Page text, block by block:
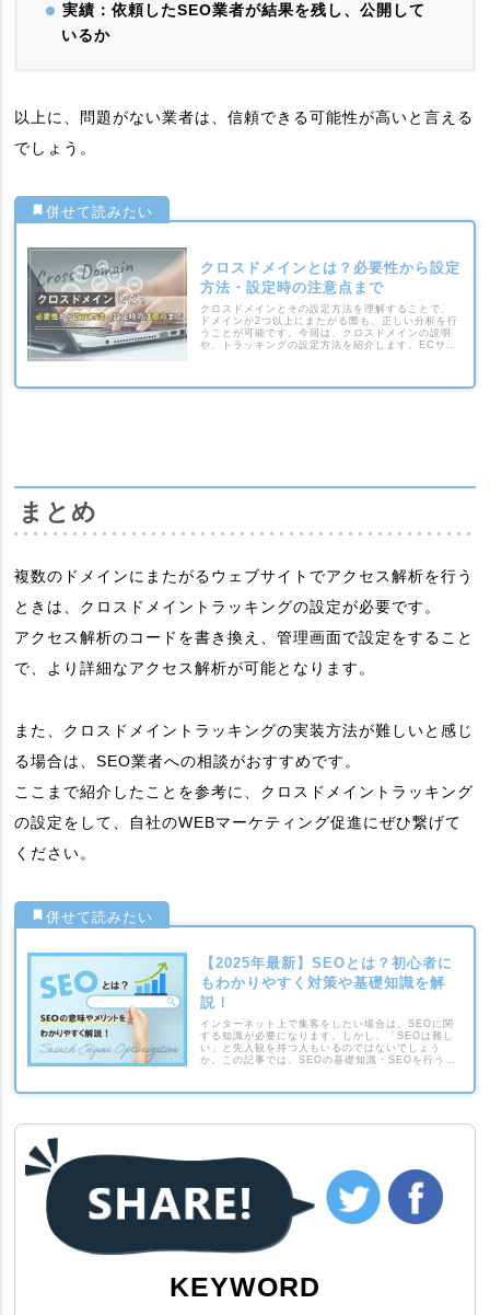
実績：依頼したSEO業者が結果を残し、公開して
いるか
以上に、問題がない業者は、信頼できる可能性が高いと言える
でしょう。
クロスドメインとは？必要性から設定
方法・設定時の注意点まで
クロスドメインとその設定方法を理解することで、
ドメインが2つ以上にまたがる際も、正しい分析を行
うことが可能です。今回は、クロスドメインの説明
や、トラッキングの設定方法を紹介します。ECサイ
まとめ
複数のドメインにまたがるウェブサイトでアクセス解析を行う
ときは、クロスドメイントラッキングの設定が必要です。
アクセス解析のコードを書き換え、管理画面で設定をすること
で、より詳細なアクセス解析が可能となります。
また、クロスドメイントラッキングの実装方法が難しいと感じ
る場合は、SEO業者への相談がおすすめです。
ここまで紹介したことを参考に、クロスドメイントラッキング
の設定をして、自社のWEBマーケティング促進にぜひ繋げて
ください。
【2025年最新】SEOとは？初心者に
もわかりやすく対策や基礎知識を解
説！
インターネット上で集客をしたい場合は、SEOに関
する知識が必要になります。しかし、「SEOは難し
い」と先入観を持つ人もいるのではないでしょう
か。この記事では、SEOの基礎知識・SEOを行うメ
KEYWORD